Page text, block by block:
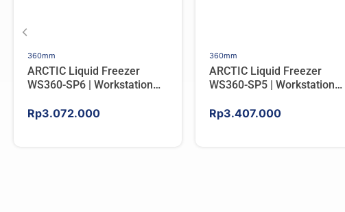
360mm
ARCTIC Liquid Freezer
WS360-SP6 | Workstation
AMD
Rp3.072.000
360mm
ARCTIC Liquid Freezer
WS360-SP5 | Workstation
AMD
Rp3.407.000